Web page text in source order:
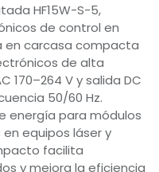
HF15W-S-5,
de control en
en carcasa compacta
de alta
170–264 V y salida DC
50/60 Hz.
energía para módulos
equipos láser y
facilita
y mejora la eficiencia